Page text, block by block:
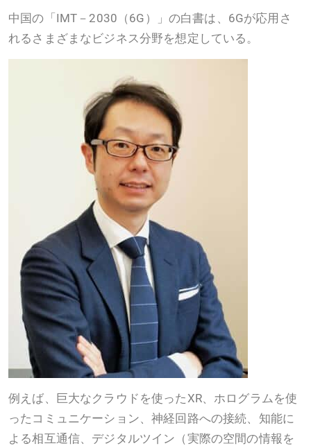
中国の「IMT－2030（6G）」の白書は、6Gが応用さ
れるさまざまなビジネス分野を想定している。
例えば、巨大なクラウドを使ったXR、ホログラムを使
ったコミュニケーション、神経回路への接続、知能に
よる相互通信、デジタルツイン（実際の空間の情報を